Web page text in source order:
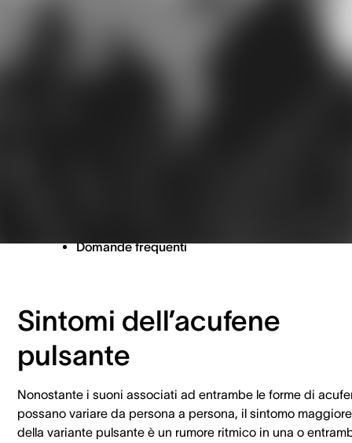
Domande frequenti
Sintomi dell’acufene
pulsante
Nonostante i suoni associati ad entrambe le forme di
possano variare da persona a persona, il sintomo maggiore
della variante pulsante è un rumore ritmico in una o